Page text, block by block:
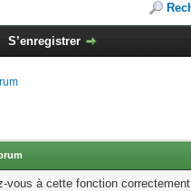
S’enregistrer
vous à cette fonction